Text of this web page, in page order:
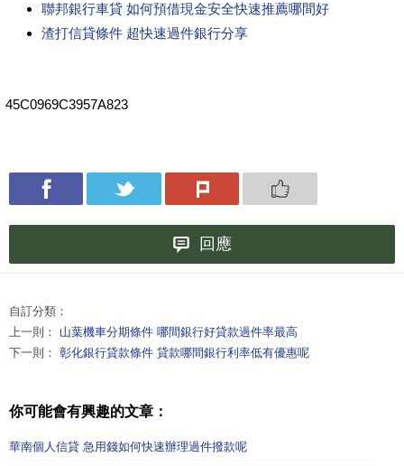
聯邦銀行車貸 如何預借現金安全快速推薦哪間好
渣打信貸條件 超快速過件銀行分享
45C0969C3957A823
回應
自訂分類：
上一則： 山葉機車分期條件 哪間銀行好貸款過件率最高
下一則： 彰化銀行貸款條件 貸款哪間銀行利率低有優惠呢
你可能會有興趣的文章：
華南個人信貸 急用錢如何快速辦理過件撥款呢